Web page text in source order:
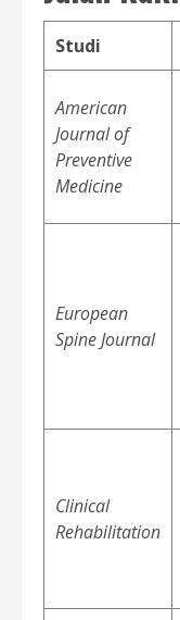
Studi
American
Journal of
Preventive
Medicine
European
Spine Journal
Clinical
Rehabilitation